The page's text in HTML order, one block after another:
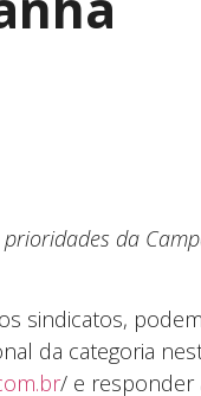
da
sindicatos,
da categoria
/ e responder